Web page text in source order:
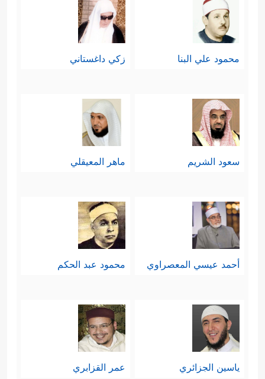
محمود علي البنا زكي داغستاني
سعود الشريم ماهر المعيقلي
أحمد عيسي المعصراوي محمود عبد الحكم
ياسين الجزائري عمر القزابري